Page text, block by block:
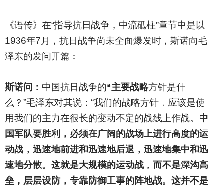
《语传》在“指导抗日战争，中流砥柱”章节中是以
1936年7月，抗日战争尚未全面爆发时，斯诺向毛
泽东的发问开篇：
斯诺问： 中国抗日战争的“主要战略方针是什
么？”毛泽东对其说：“我们的战略方针，应该是使
用我们的主力在很长的变动不定的战线上作战。 中
国军队要胜利，必须在广阔的战场上进行高度的运
动战，迅速地前进和迅速地后退，迅速地集中和迅
速地分散。这就是大规模的运动战，而不是深沟高
垒，层层设防，专靠防御工事的阵地战。这并不是